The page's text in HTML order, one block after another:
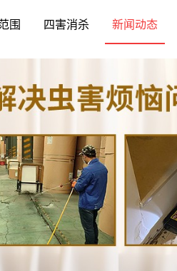
围 四害消杀 新闻动态